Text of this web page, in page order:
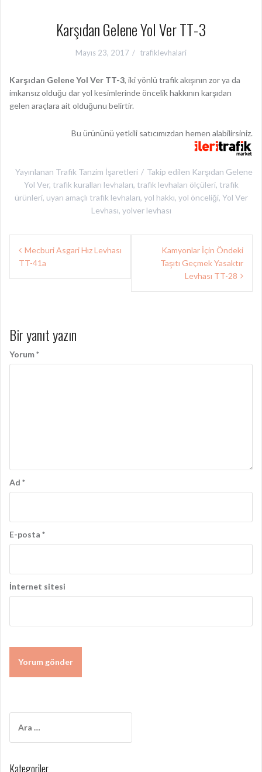
Karşıdan Gelene Yol Ver TT-3
Mayıs 23, 2017 trafiklevhalari
Karşıdan Gelene Yol Ver TT-3, iki yönlü trafik akışının zor ya da
imkansız olduğu dar yol kesimlerinde öncelik hakkının karşıdan
gelen araçlara ait olduğunu belirtir.
Bu ürününü yetkili satıcımızdan hemen alabilirsiniz.
Yayınlanan Trafik Tanzim İşaretleri Takip edilen Karşıdan Gelene
Yol Ver, trafik kuralları levhaları, trafik levhaları ölçüleri, trafik
ürünleri, uyarı amaçlı trafik levhaları, yol hakkı, yol önceliği, Yol Ver
Levhası, yolver levhası
Yazı
gezinmesi
Mecburi Asgari Hız Levhası
TT-41a
Kamyonlar İçin Öndeki
Taşıtı Geçmek Yasaktır
Levhası TT-28
Bir yanıt yazın
Yorum*
Ad *
E-posta *
İnternet sitesi
Kategoriler